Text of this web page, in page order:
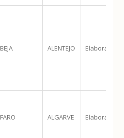
BEJA ALENTEJO Elaboração
FARO ALGARVE Elaboração